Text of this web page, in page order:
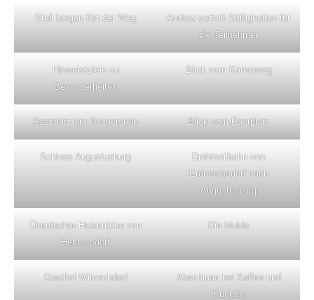
Steil bergan fürt der Weg
Andrea verteilt Süßigkeiten für
die Teilnehmer
Hinweistafeln zu
Besonderheiten
Blick vom Kammweg
Rastplatz am Kunnerstein Blick vom Rastplatz
Schloss Augustusburg
Drahtseilbahn von
Erdmannsdorf nach
Augustusburg
Überdachte Holzbrücke von
Hennersdorf
Die Mulde
Gasthof Witzschdorf
Abschluss bei Kaffee und
Kuchen